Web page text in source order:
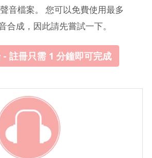
音檔案。 您可以免費使用最多
合成，因此請先嘗試一下。
- 註冊只需 1 分鐘即可完成